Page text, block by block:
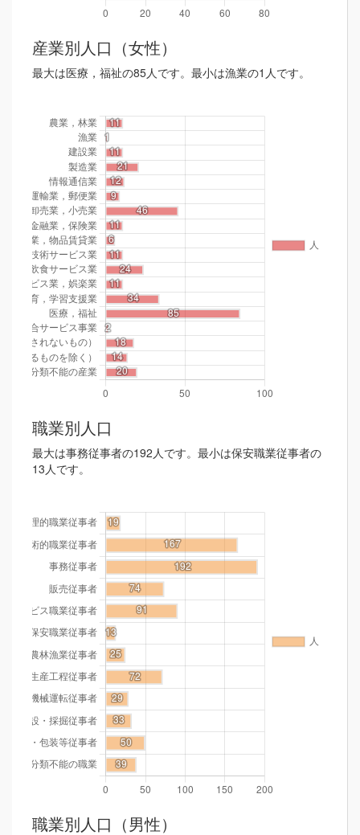
産業別人口（女性）
最大は医療，福祉の85人です。最小は漁業の1人です。
職業別人口
最大は事務従事者の192人です。最小は保安職業従事者の
13人です。
職業別人口（男性）